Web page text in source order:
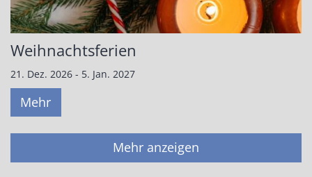
Weihnachtsferien
21. Dez. 2026 - 5. Jan. 2027
Mehr
Mehr anzeigen